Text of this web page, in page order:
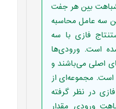
بین هر جفت
سه عامل محاسبه
فازی با سه
است. ورودی‌ها
اصلی می‌باشند و
مجموعه‌ای از
در نظر گرفته